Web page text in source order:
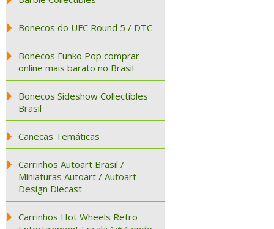
Bonecos do UFC Round 5 / DTC
Bonecos Funko Pop comprar
online mais barato no Brasil
Bonecos Sideshow Collectibles
Brasil
Canecas Temáticas
Carrinhos Autoart Brasil /
Miniaturas Autoart / Autoart
Design Diecast
Carrinhos Hot Wheels Retro